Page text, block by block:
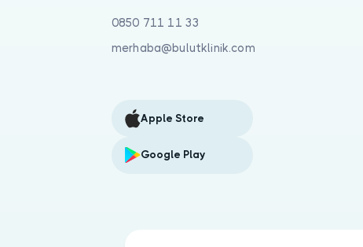
0850 711 11 33
merhaba@bulutklinik.com
Apple Store
Google Play